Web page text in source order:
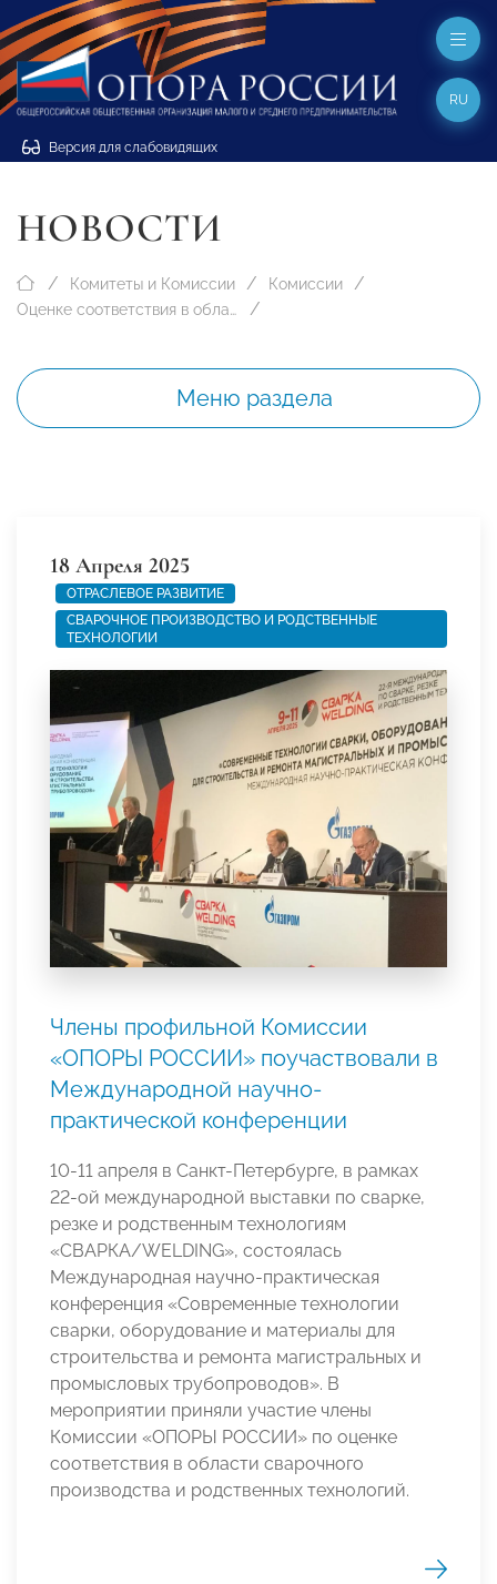
Версия для слабовидящих
RU
НОВОСТИ
Комитеты и Комиссии
Комиссии
Оценке соответствия в области сварочного производства и родственных технологий
Меню раздела
18 Апреля 2025
ОТРАСЛЕВОЕ РАЗВИТИЕ
СВАРОЧНОЕ ПРОИЗВОДСТВО И РОДСТВЕННЫЕ
ТЕХНОЛОГИИ
Члены профильной Комиссии
«ОПОРЫ РОССИИ» поучаствовали в
Международной научно-
практической конференции
10-11 апреля в Санкт-Петербурге, в рамках
22-ой международной выставки по сварке,
резке и родственным технологиям
«СВАРКА/WELDING», состоялась
Международная научно-практическая
конференция «Современные технологии
сварки, оборудование и материалы для
строительства и ремонта магистральных и
промысловых трубопроводов». В
мероприятии приняли участие члены
Комиссии «ОПОРЫ РОССИИ» по оценке
соответствия в области сварочного
производства и родственных технологий.